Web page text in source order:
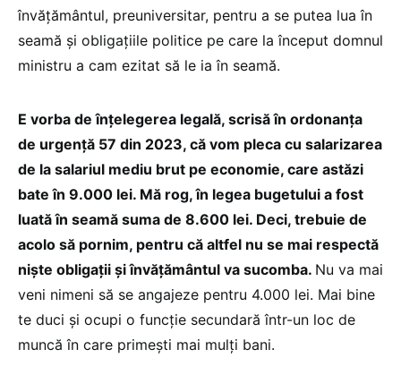
învățământul, preuniversitar, pentru a se putea lua în
seamă și obligațiile politice pe care la început domnul
ministru a cam ezitat să le ia în seamă.
E vorba de înțelegerea legală, scrisă în ordonanța
de urgență 57 din 2023, că vom pleca cu salarizarea
de la salariul mediu brut pe economie, care astăzi
bate în 9.000 lei. Mă rog, în legea bugetului a fost
luată în seamă suma de 8.600 lei. Deci, trebuie de
acolo să pornim, pentru că altfel nu se mai respectă
niște obligații și învățământul va sucomba. Nu va mai
veni nimeni să se angajeze pentru 4.000 lei. Mai bine
te duci și ocupi o funcție secundară într-un loc de
muncă în care primești mai mulți bani.